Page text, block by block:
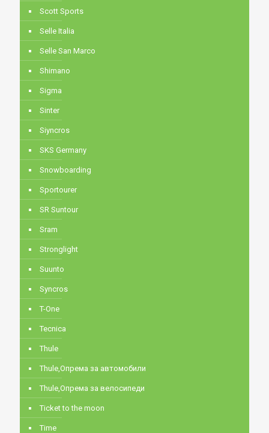
Scott Sports
Selle Italia
Selle San Marco
Shimano
Sigma
Sinter
Siyncros
SKS Germany
Snowboarding
Sportourer
SR Suntour
Sram
Stronglight
Suunto
Syncros
T-One
Tecnica
Thule
Thule,Опрема за автомобили
Thule,Опрема за велосипеди
Ticket to the moon
Time